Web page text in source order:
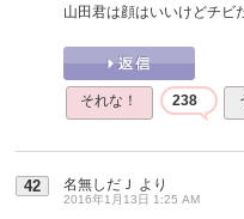
山田君は顔はいいけどチビ
それな！ 238
42 名無しだＪ より
2016年1月13日 1:25 AM